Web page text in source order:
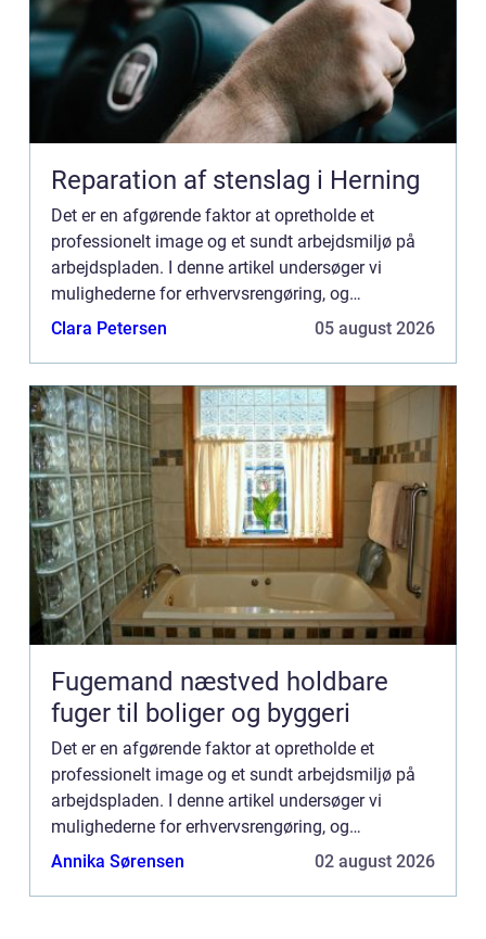
Reparation af stenslag i Herning
Det er en afgørende faktor at opretholde et
professionelt image og et sundt arbejdsmiljø på
arbejdspladen. I denne artikel undersøger vi
mulighederne for erhvervsrengøring, og
understreger, hvor vigtigt det er for miljøet på en
Clara Petersen 05 august 2026
Fugemand næstved holdbare
fuger til boliger og byggeri
Det er en afgørende faktor at opretholde et
professionelt image og et sundt arbejdsmiljø på
arbejdspladen. I denne artikel undersøger vi
mulighederne for erhvervsrengøring, og
understreger, hvor vigtigt det er for miljøet på en
Annika Sørensen 02 august 2026